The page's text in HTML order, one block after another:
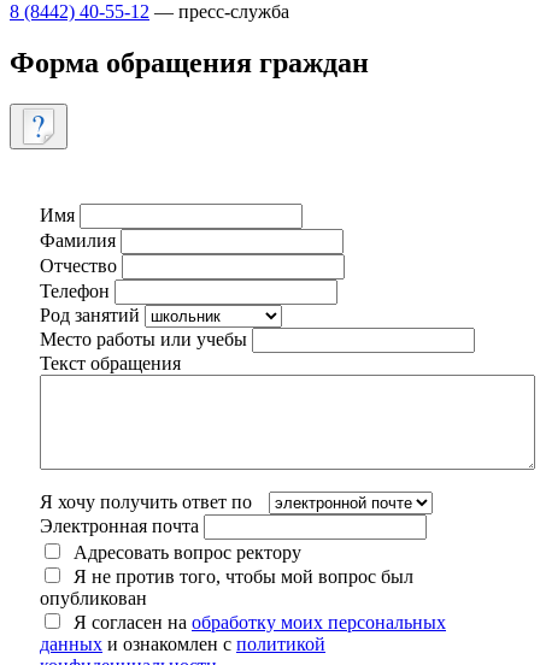
8 (8442) 40-55-12 — пресс-служба
Форма обращения граждан
Имя
Фамилия
Отчество
Телефон
Род занятий
Место работы или учебы
Текст обращения
Я хочу получить ответ по
Электронная почта
Адресовать вопрос ректору
Я не против того, чтобы мой вопрос был
опубликован
Я согласен на обработку моих персональных
данных и ознакомлен с политикой